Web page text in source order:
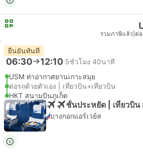
รวมภาษีแล้ว ต่
ยืนยันทันที
06:30 12:10 5ชั่วโมง 40นาที
USM ท่าอากาศยานเกาะสมุย
ต่อรถด้วยตัวเอง | เที่ยวบิน+เที่ยวบิน
HKT สนามบินภูเก็ต
ชั้นประหยัด | เที่ยวบิน
บางกอกแอร์เวย์ส